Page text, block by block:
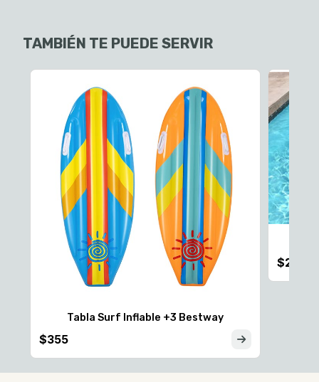
TAMBIÉN TE PUEDE SERVIR
Tabla Surf Inflable +3 Bestway
$355
$290